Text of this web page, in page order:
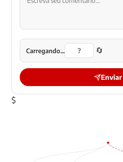
Carregando... 🔄
Enviar
$